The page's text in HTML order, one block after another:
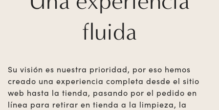
fluida
Su visión es nuestra prioridad, por eso hemos
creado una experiencia completa desde el sitio
web hasta la tienda, pasando por el pedido en
línea para retirar en tienda a la limpieza, la